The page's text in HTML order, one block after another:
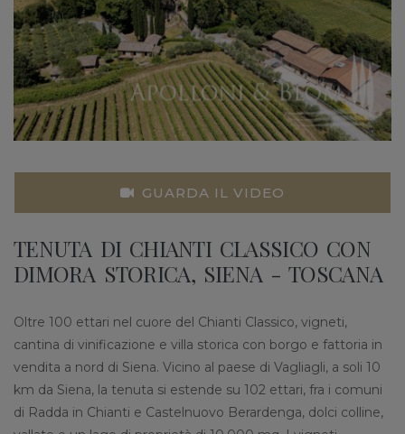
GUARDA IL VIDEO
TENUTA DI CHIANTI CLASSICO CON
DIMORA STORICA, SIENA - TOSCANA
Oltre 100 ettari nel cuore del Chianti Classico, vigneti,
cantina di vinificazione e villa storica con borgo e fattoria in
vendita a nord di Siena. Vicino al paese di Vagliagli, a soli 10
km da Siena, la tenuta si estende su 102 ettari, fra i comuni
di Radda in Chianti e Castelnuovo Berardenga, dolci colline,